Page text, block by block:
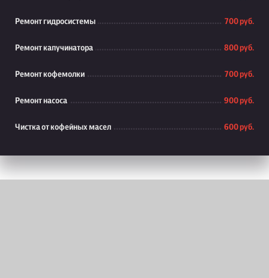
Ремонт гидросистемы 700 руб.
Ремонт капучинатора 800 руб.
Ремонт кофемолки 700 руб.
Ремонт насоса 900 руб.
Чистка от кофейных масел 600 руб.